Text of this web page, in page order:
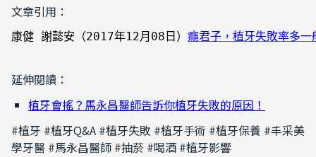
文章引用：
康健 謝懿安（2017年12月08 日 ） 癮君子，植牙失敗率多一
延伸閱讀：
植牙會搖？馬永昌醫師告訴你植牙失敗的原因！
#植牙 #植牙Q&A #植牙失敗 #植牙手術 #植牙保養 #丰采美
學牙醫 #馬永昌醫師 #抽菸 #喝酒 #植牙影響